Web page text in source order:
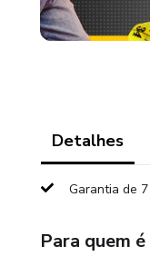
Detalhes
Garantia de
Para quem